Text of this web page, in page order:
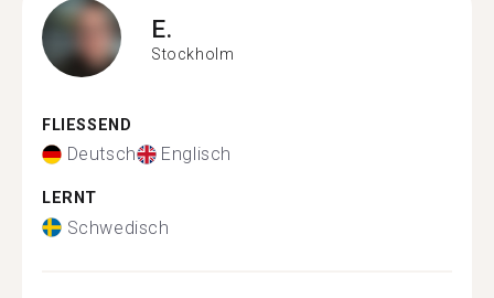
E.
Stockholm
FLIESSEND
Deutsch Englisch
LERNT
Schwedisch